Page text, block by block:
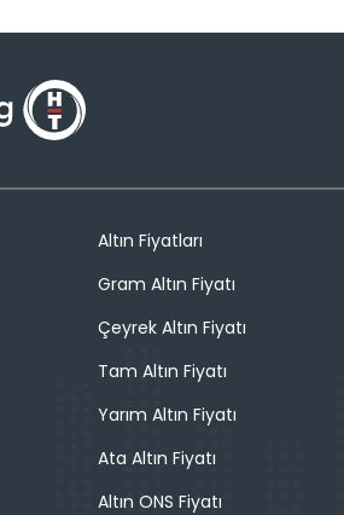
Altın Fiyatları
Gram Altın Fiyatı
Çeyrek Altın Fiyatı
Tam Altın Fiyatı
Yarım Altın Fiyatı
Ata Altın Fiyatı
Altın ONS Fiyatı